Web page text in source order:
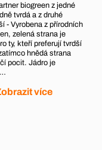
biogreen z jedné
tvrdá a z druhé
- Vyrobena z přírodních
zelená strana je
ty, kteří preferují tvrdší
hnědá strana
pocit. Jádro je
více